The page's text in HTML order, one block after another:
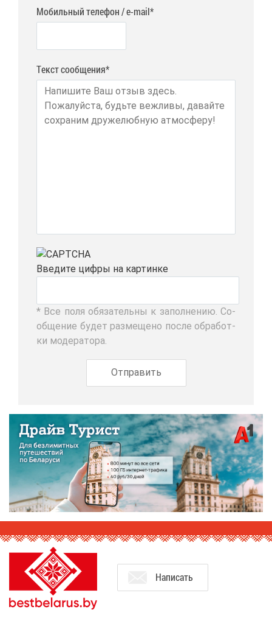
Мобильный телефон / e-mail*
Текст сообщения*
Вве­ди­те циф­ры на кар­тин­ке
* Все по­ля обя­за­тель­ны к за­пол­не­нию. Со­
об­ще­ние бу­дет раз­ме­ще­но по­сле об­ра­бот­
ки мо­де­ра­то­ра.
На­пи­сать